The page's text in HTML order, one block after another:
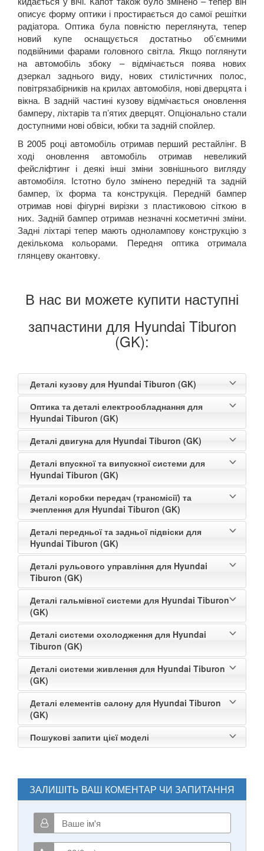
описує форму оптики і простирається до самої решітки
радіатора. Оптика була повністю переглянута, тепер
новий купе оснащується достатньо об’ємними
подвійними фарами головного світла. Якщо поглянути
на автомобіль збоку – відмічається поява нових
дзеркал заднього виду, нових стилістичних полос,
повітрязабірників на крилах автомобіля, нові дверцята і
вікна. В задній частині кузову відмічається оновлення
бамперу, ліхтарів та п’ятих дверцят. Опціонально стали
доступними нові обвіси, юбки та задній спойлер.
В 2005 році автомобіль отримав перший рестайлінг. В
ході оновлення автомобіль отримав невеликий
фейсліфтинг і деякі інші зміни зовнішнього вигляду
автомобіля. Істотно було змінено передній та задній
бампер, їх форма та конструкція. Передній бампер
отримав нові фігурні вирізки з пластиковою сіткою в
них. Задній бампер отримав незначні косметичні зміни.
Задні ліхтарі тепер мають однолампову конструкцію з
декількома кольорами. Передня оптика отримала
глянцеву окантовку.
В нас ви можете купити наступні
запчастини для Hyundai Tiburon
(GK):
Деталі кузову для Hyundai Tiburon (GK)
Оптика та деталі електрообладнання для
Hyundai Tiburon (GK)
Деталі двигуна для Hyundai Tiburon (GK)
Деталі впускної та випускної системи для
Hyundai Tiburon (GK)
Деталі коробки передач (трансмісії) та
зчеплення для Hyundai Tiburon (GK)
Деталі передньої та задньої підвіски для
Hyundai Tiburon (GK)
Деталі рульового управління для Hyundai
Tiburon (GK)
Деталі гальмівної системи для Hyundai Tiburon
(GK)
Деталі системи охолодження для Hyundai
Tiburon (GK)
Деталі системи живлення для Hyundai Tiburon
(GK)
Деталі елементів салону для Hyundai Tiburon
(GK)
Пошукові запити цієї моделі
ЗАЛИШІТЬ ВАШ КОМЕНТАР ЧИ ЗАПИТАННЯ